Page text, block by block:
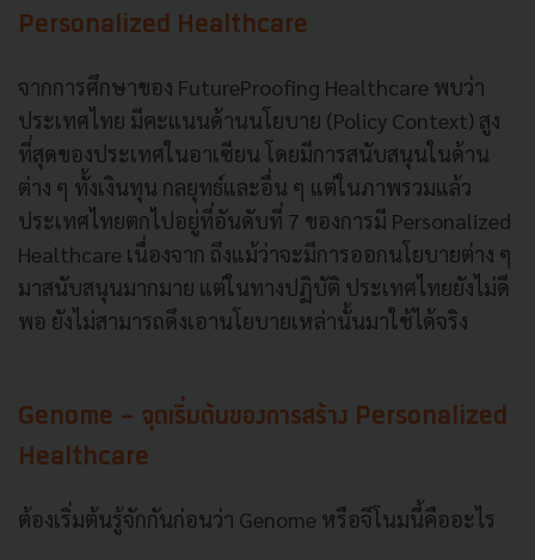
Personalized Healthcare
จากการศึกษาของ FutureProofing Healthcare พบว่า
ประเทศไทย มีคะแนนด้านนโยบาย (Policy Context) สูง
ที่สุดของประเทศในอาเซียน โดยมีการสนับสนุนในด้าน
ต่าง ๆ ทั้งเงินทุน กลยุทธ์และอื่น ๆ แต่ในภาพรวมแล้ว
ประเทศไทยตกไปอยู่ที่อันดับที่ 7 ของการมี Personalized
Healthcare เนื่องจาก ถึงแม้ว่าจะมีการออกนโยบายต่าง ๆ
มาสนับสนุนมากมาย แต่ในทางปฏิบัติ ประเทศไทยยังไม่ดี
พอ ยังไม่สามารถดึงเอานโยบายเหล่านั้นมาใช้ได้จริง
Genome - จุดเริ่มต้นของการสร้าง Personalized
Healthcare
ต้องเริ่มต้นรู้จักกันก่อนว่า Genome หรือจีโนมนี้คืออะไร